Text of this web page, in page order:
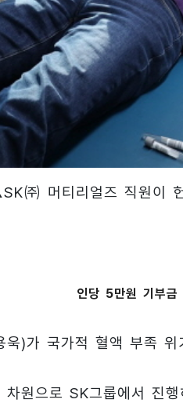
㈜ 머티리얼즈 직원이
인당 5만원 기부
)가 국가적 혈액 부족 위
원으로 SK그룹에서 진